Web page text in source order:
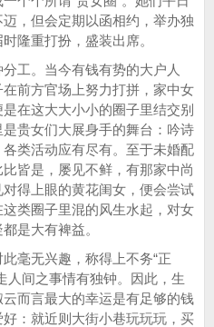
，但会定期以函相约，举办独
隆重打扮，盛装出席。
。当今有钱有势的大户人
前方官场上努力打拼，家中女
在这大大小小的圈子里结交别
贵女们大展身手的舞台：吟诗
类活动应有尽有。至于未婚配
皆是，屡见不鲜，有那家中尚
得上眼的黄花闺女，便会尝试
类圈子里混的风生水起，对女
是大有裨益。
无兴趣，称得上不务“正
人间之事情有独钟。因此，生
而言最大的幸运是有足够的钱
：就近则大街小巷玩玩玩，买